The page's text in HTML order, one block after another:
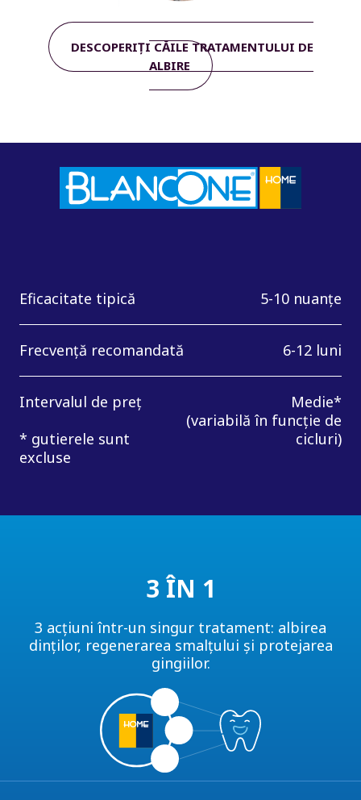
DESCOPERIȚI CĂILE TRATAMENTULUI DE
ALBIRE
Eficacitate tipică 5-10 nuanțe
Frecvență recomandată 6-12 luni
Intervalul de preț
* gutierele sunt
excluse
Medie*
(variabilă în funcție de
cicluri)
3 ÎN 1
3 acțiuni într-un singur tratament: albirea
dinților, regenerarea smalțului și protejarea
gingiilor.